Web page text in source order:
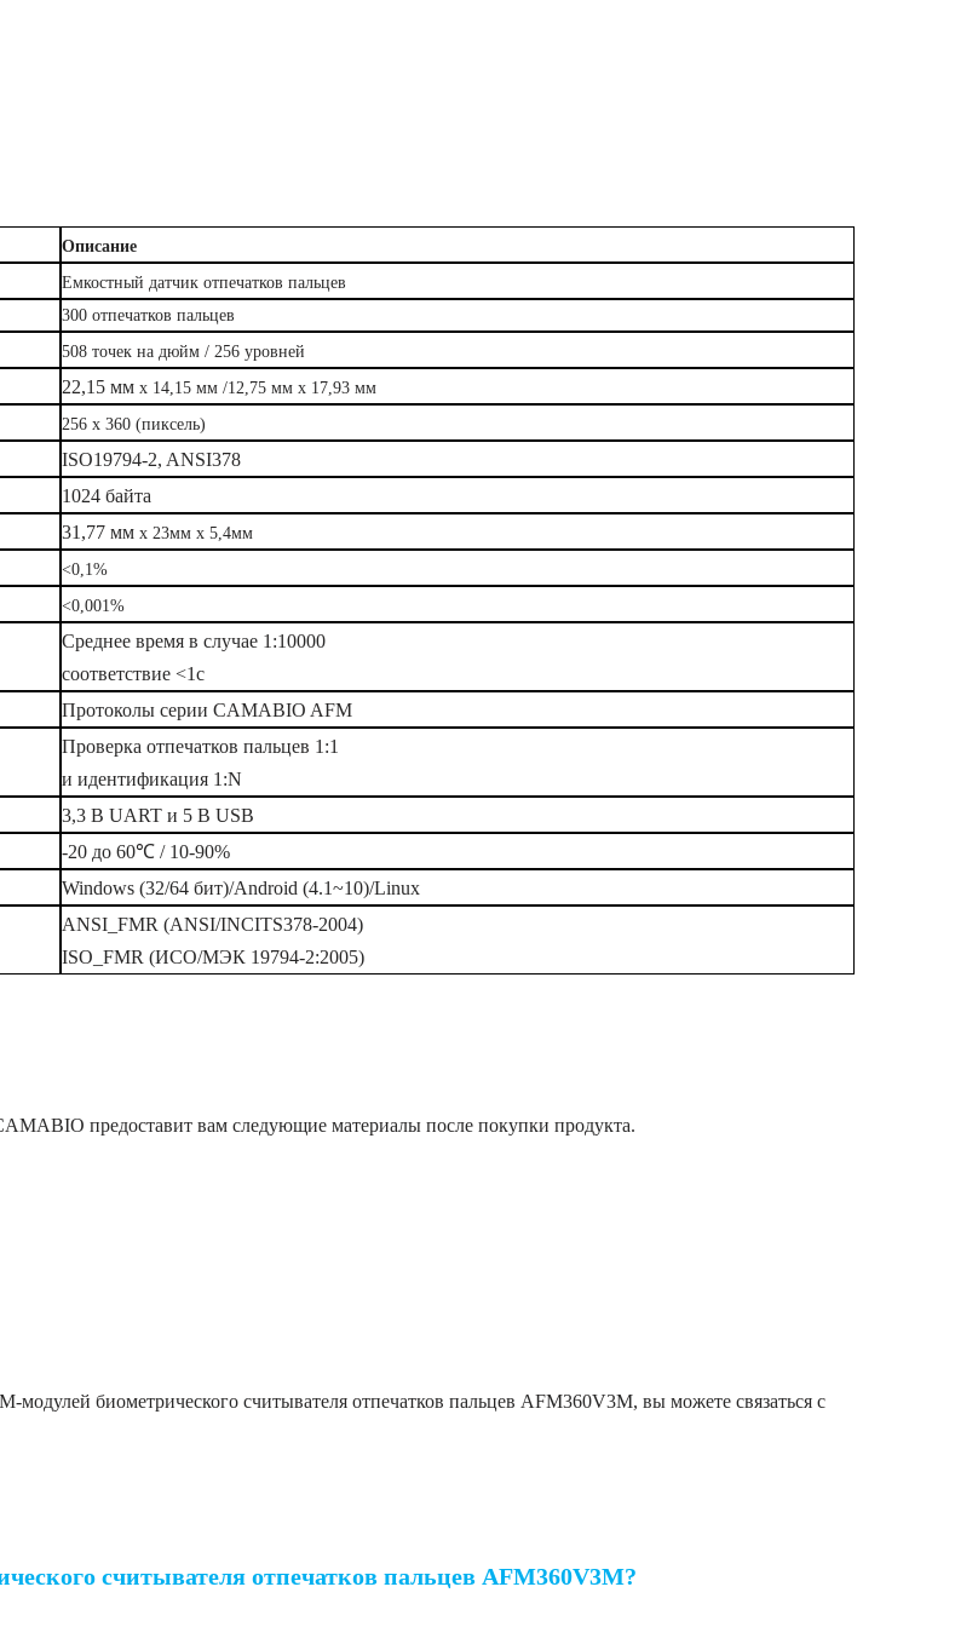
Описание
Емкостный датчик отпечатков пальцев
300 отпечатков пальцев
508 точек на дюйм / 256 уровней
22,15 ммх 14,15 мм /12,75 мм х 17,93 мм
256 x 360 (пиксель)
ISO19794-2, ANSI378
1024 байта
31,77 ммх 23мм х 5,4мм
<0,1%
<0,001%
Среднее время в случае 1:10000
соответствие <1с
Протоколы серии CAMABIO AFM
Проверка отпечатков пальцев 1:1
и идентификация 1:N
3,3 В UART и 5 В USB
-20 до 60℃ / 10-90%
Windows (32/64 бит)/Android (4.1~10)/Linux
ANSI_FMR (ANSI/INCITS378-2004)
ISO_FMR (ИСО/МЭК 19794-2:2005)
предоставит вам следующие материалы после покупки продукта.
биометрического считывателя отпечатков пальцев AFM360V3M, вы можете связаться с
считывателя отпечатков пальцев AFM360V3M?